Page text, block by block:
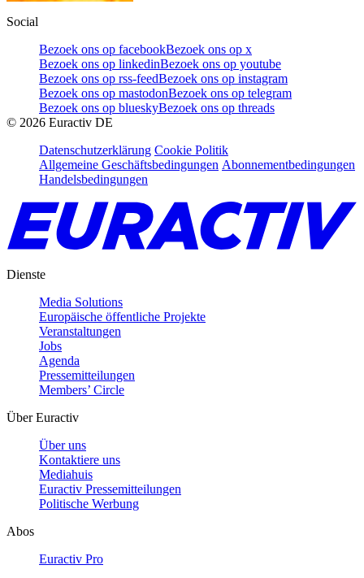
Social
Bezoek ons op facebookBezoek ons op x
Bezoek ons op linkedinBezoek ons op youtube
Bezoek ons op rss-feedBezoek ons op instagram
Bezoek ons op mastodonBezoek ons op telegram
Bezoek ons op blueskyBezoek ons op threads
© 2026 Euractiv DE
Datenschutzerklärung Cookie Politik
Allgemeine Geschäftsbedingungen Abonnementbedingungen
Handelsbedingungen
Dienste
Media Solutions
Europäische öffentliche Projekte
Veranstaltungen
Jobs
Agenda
Pressemitteilungen
Members’ Circle
Über Euractiv
Über uns
Kontaktiere uns
Mediahuis
Euractiv Pressemitteilungen
Politische Werbung
Abos
Euractiv Pro